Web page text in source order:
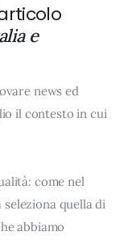
e
news ed
il contesto in cui
come nel
seleziona quella di
abbiamo